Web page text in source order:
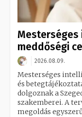
Mesterséges
meddőségi
2026.08.09.
Mesterséges
és
dolgoznak a
szakemberei. A
megoldás